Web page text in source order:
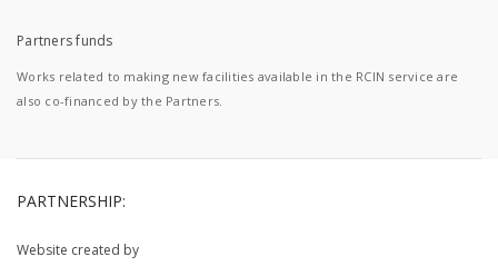
Partners funds
Works related to making new facilities available in the RCIN service are
also co-financed by the Partners.
PARTNERSHIP:
Website created by